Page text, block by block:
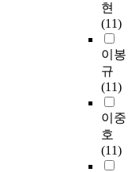
현
(11)
이봉
규
(11)
이중
호
(11)